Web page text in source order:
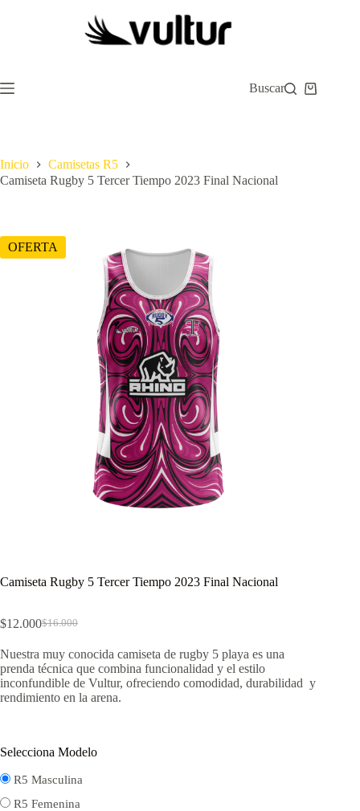
Buscar
Carro
Inicio
Camisetas R5
Camiseta Rugby 5 Tercer Tiempo 2023 Final Nacional
OFERTA
Camiseta Rugby 5 Tercer Tiempo 2023 Final Nacional
$16.000
El
original
era:
$16.000.
$12.000El
actual
es:
$12.000.
Nuestra muy conocida camiseta de rugby 5 playa es una
prenda técnica que combina funcionalidad y el estilo
inconfundible de Vultur, ofreciendo comodidad, durabilidad y
rendimiento en la arena.
Selecciona Modelo
R5 Masculina
R5 Femenina